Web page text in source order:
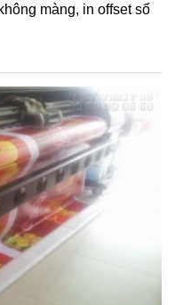
màng, in offset số